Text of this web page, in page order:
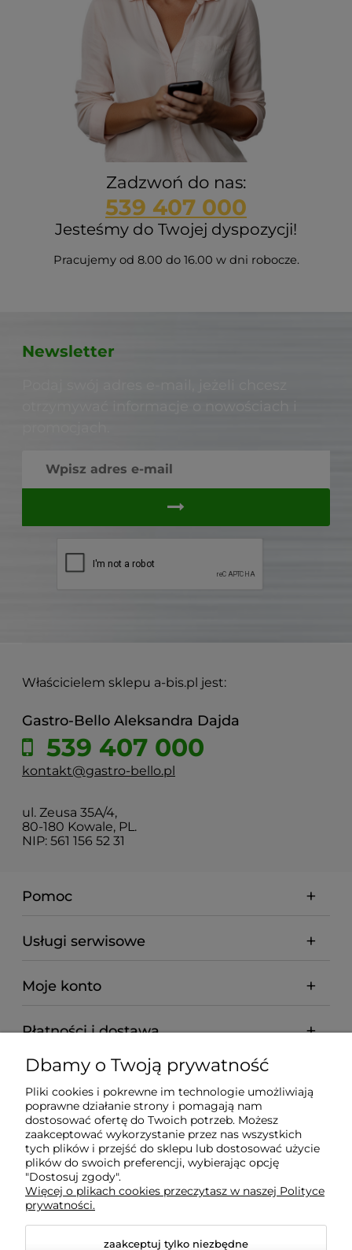
Zadzwoń do nas:
539 407 000
Jesteśmy do Twojej dyspozycji!
Pracujemy od 8.00 do 16.00 w dni robocze.
Newsletter
otrzymywać informacje o nowościach i
Właścicielem sklepu a-bis.pl jest:
Gastro-Bello Aleksandra Dajda
539 407 000
kontakt@gastro-bello.pl
ul. Zeusa 35A/4,
80-180 Kowale, PL.
NIP: 561 156 52 31
Pomoc
Usługi serwisowe
Moje konto
Płatności i dostawa
Informacje
O nas
Wyposażenie Gastronomii - Projekty Technologiczne -
Sklep Gastronomiczny - Serwis Sprzętu
Gastronomicznego | Gdańsk - Trójmiasto - Pomorskie
Dbamy o Twoją prywatność
Pliki cookies i pokrewne im technologie umożliwiają
poprawne działanie strony i pomagają nam
dostosować ofertę do Twoich potrzeb. Możesz
zaakceptować wykorzystanie przez nas wszystkich
tych plików i przejść do sklepu lub dostosować użycie
plików do swoich preferencji, wybierając opcję
"Dostosuj zgody".
Więcej o plikach cookies przeczytasz w naszej Polityce
prywatności.
zaakceptuj tylko niezbędne